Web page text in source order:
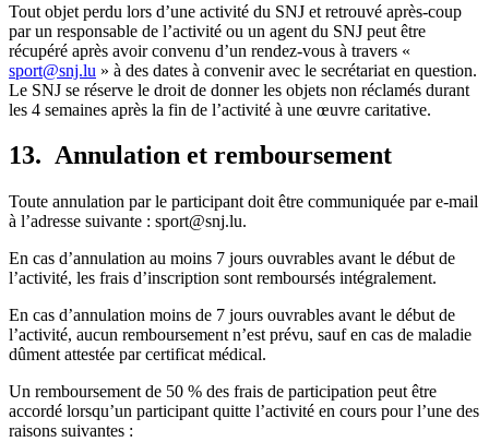
Tout objet perdu lors d’une activité du SNJ et retrouvé après-coup
par un responsable de l’activité ou un agent du SNJ peut être
récupéré après avoir convenu d’un rendez-vous à travers «
sport@snj.lu » à des dates à convenir avec le secrétariat en question.
Le SNJ se réserve le droit de donner les objets non réclamés durant
les 4 semaines après la fin de l’activité à une œuvre caritative.
13. Annulation et remboursement
Toute annulation par le participant doit être communiquée par e-mail
à l’adresse suivante : sport@snj.lu.
En cas d’annulation au moins 7 jours ouvrables avant le début de
l’activité, les frais d’inscription sont remboursés intégralement.
En cas d’annulation moins de 7 jours ouvrables avant le début de
l’activité, aucun remboursement n’est prévu, sauf en cas de maladie
dûment attestée par certificat médical.
Un remboursement de 50 % des frais de participation peut être
accordé lorsqu’un participant quitte l’activité en cours pour l’une des
raisons suivantes :